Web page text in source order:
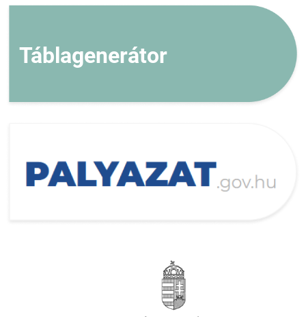
Táblagenerátor